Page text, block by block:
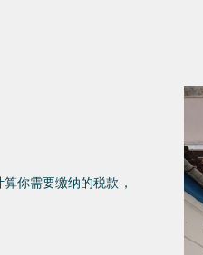
你需要缴纳的税款，